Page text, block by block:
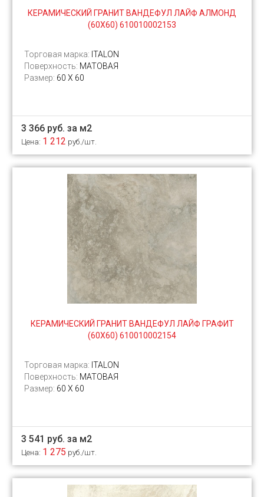
КЕРАМИЧЕСКИЙ ГРАНИТ ВАНДЕФУЛ ЛАЙФ АЛМОНД
(60Х60) 610010002153
Торговая марка: ITALON
Поверхность: МАТОВАЯ
Размер: 60 Х 60
3 366 руб. за м2
Цена: 1 212 руб./шт.
КЕРАМИЧЕСКИЙ ГРАНИТ ВАНДЕФУЛ ЛАЙФ ГРАФИТ
(60Х60) 610010002154
Торговая марка: ITALON
Поверхность: МАТОВАЯ
Размер: 60 Х 60
3 541 руб. за м2
Цена: 1 275 руб./шт.